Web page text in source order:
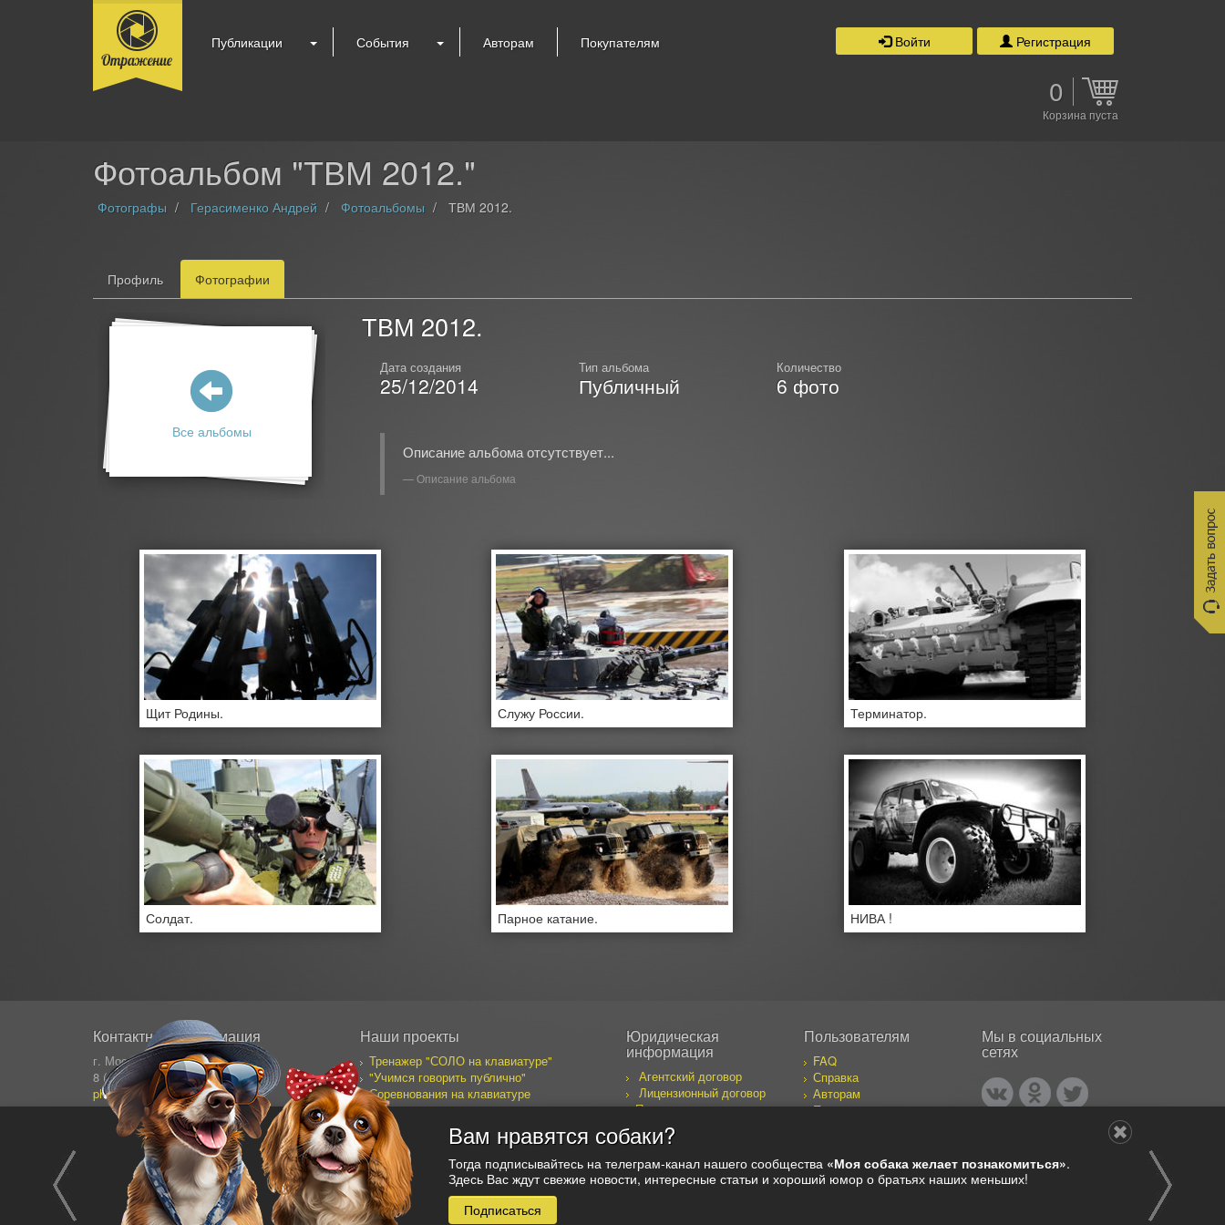
Публикации События Авторам Покупателям Войти Регистрация
0
Корзина пуста
Фотоальбом "ТВМ 2012."
Фотографы Герасименко Андрей Фотоальбомы ТВМ 2012.
Профиль Фотографии
Все альбомы
ТВМ 2012.
Дата создания
25/12/2014
Тип альбома
Публичный
Количество
6 фото
Описание альбома отсутствует...
Описание альбома
Щит Родины. Служу России. Терминатор.
Солдат. Парное катание. НИВА !
Контактная информация
г. Москва, Сущевский Вал 64
8 (495) 995-82-95 (кругл.)
photostock@ergosolo.ru
Наши проекты
Тренажер "СОЛО на клавиатуре"
"Учимся говорить публично"
Соревнования на клавиатуре
Моя собака желает познакомиться
Дневник предпринимателя
Все проекты
Юридическая
информация
Агентский договор
Лицензионный договор
Правила пользования
сайтом
Пользователям
FAQ
Справка
Авторам
Покупателям
Наши авторы
Каталог фотографий
Мы в социальных
сетях
Вам нравятся собаки?
Тогда подписывайтесь на телеграм-канал нашего сообщества «Моя собака желает познакомиться».
Здесь Вас ждут свежие новости, интересные статьи и хороший юмор о братьях наших меньших!
Подписаться